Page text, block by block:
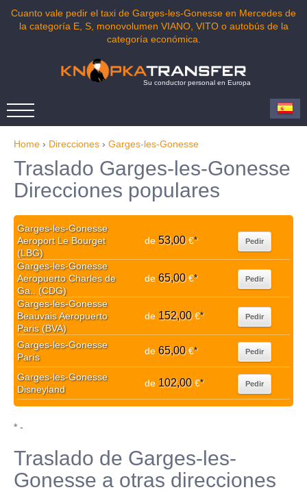
Cuanto vale pedir el taxi de Garges-les-Gonesse en Mercedes de
la categoría E, S, monovolumen VIANO, VITO o autobús de la
categoría económica.
Su conductor personal en Europa
Home › Direcciones › Garges-les-Gonesse
Traslado Garges-les-Gonesse
Direcciones populares
Garges-les-Gonesse
Aeroport Le Bourget
(LBG)
de 53,00€* Pedir
Garges-les-Gonesse
Aeropuerto Charles de
Ga.. (CDG)
de 65,00€* Pedir
Garges-les-Gonesse
Beauvais Aeropuerto
Paris (BVA)
de 152,00€* Pedir
Garges-les-Gonesse
París
de 65,00€* Pedir
Garges-les-Gonesse
Disneyland
de 102,00€* Pedir
* -
Traslado de Garges-les-
Gonesse a otras direcciones